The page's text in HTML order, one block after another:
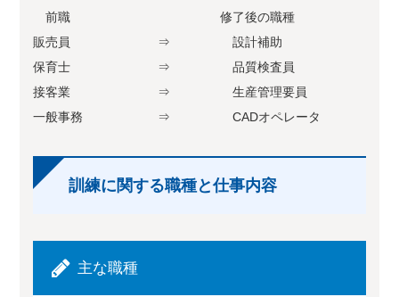
前職 修了後の職種
販売員 ⇒ 設計補助
保育士 ⇒ 品質検査員
接客業 ⇒ 生産管理要員
一般事務 ⇒ CADオペレータ
訓練に関する職種と仕事内容
主な職種